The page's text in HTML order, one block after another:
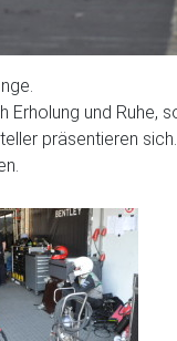
und Ruhe,
präsentieren sich.